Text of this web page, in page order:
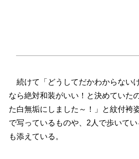
続けて「どうしてだかわからない
なら絶対和装がいい！と決めていた
た白無垢にしました～！」と紋付袴
で写っているものや、2人で歩いて
も添えている。